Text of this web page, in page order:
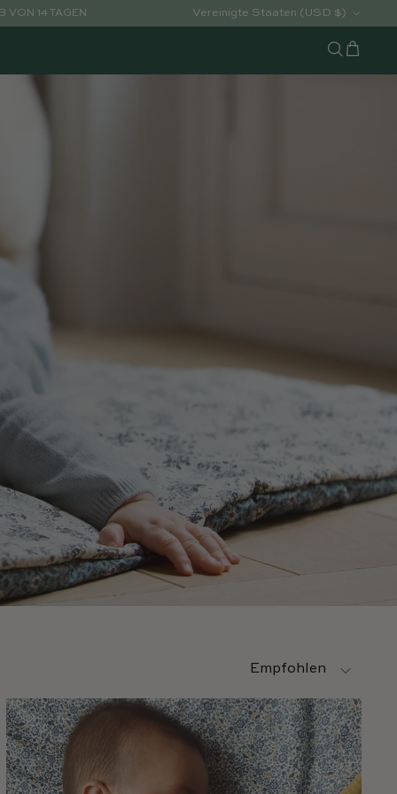
VON 14 TAGEN
Land/Region
Vereinigte Staaten (USD $)
Suchen
Sortieren nach
Empfohlen